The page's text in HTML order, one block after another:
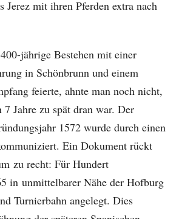
Jerez mit ihren Pferden extra nach
jährige Bestehen mit einer
in Schönbrunn und einem
feierte, ahnte man noch nicht,
Jahre zu spät dran war. Der
1572 wurde durch einen
Ein Dokument rückt
zu recht: Für Hundert
in unmittelbarer Nähe der Hofburg
Turnierbahn angelegt. Dies